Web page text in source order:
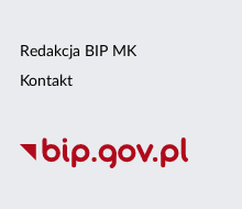
Redakcja BIP MK
Kontakt